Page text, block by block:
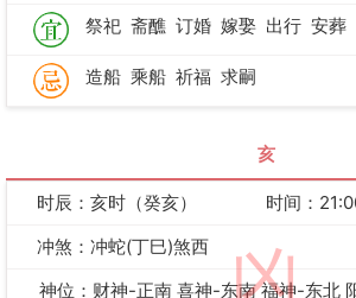
祭祀 斋醮 订婚 嫁娶 出行 安葬
造船 乘船 祈福 求嗣
亥
凶
时辰：亥时（癸亥）
时间：
冲煞：冲蛇(丁巳)煞西
神位：财神-正南 喜神-东南 福神-东北